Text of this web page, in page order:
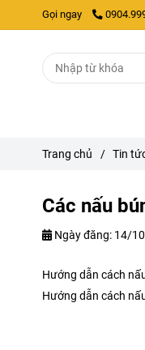
Gọi ngay
Trang chủ / Tin
Các nấu
Ngày đăng: 14/
Hướng dẫn cách
Hướng dẫn cách